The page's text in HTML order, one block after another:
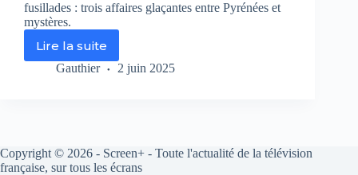
fusillades : trois affaires glaçantes entre Pyrénées et
mystères.
Lire la suite
CRIMES
à
affaires
Gauthier 2 juin 2025
Copyright © 2026 - Screen+ - Toute l'actualité de la télévision
française, sur tous les écrans